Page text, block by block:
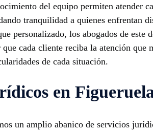
del equipo permiten atender
tranquilidad a quienes enfrentan
personalizado, los abogados de este
cada cliente reciba la atención que
de cada situación.
en
un amplio abanico de servicios